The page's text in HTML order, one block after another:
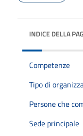
INDICE DELLA
Competenze
Tipo di
Persone che
Sede principale